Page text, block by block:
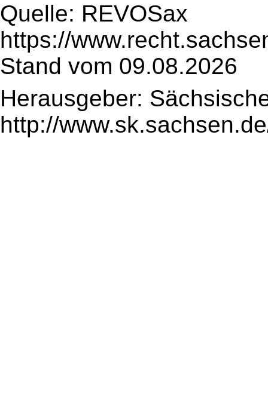
Quelle: REVOSax
https://
Stand vom 09.08.2026
Herausgeber:
http://